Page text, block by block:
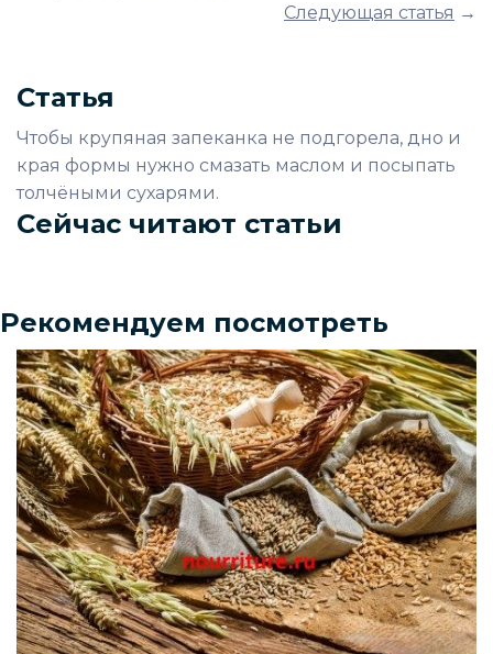
Следующая статья →
Статья
Чтобы крупяная запеканка не подгорела, дно и
края формы нужно смазать маслом и посыпать
толчёными сухарями.
Сейчас читают статьи
Рекомендуем посмотреть